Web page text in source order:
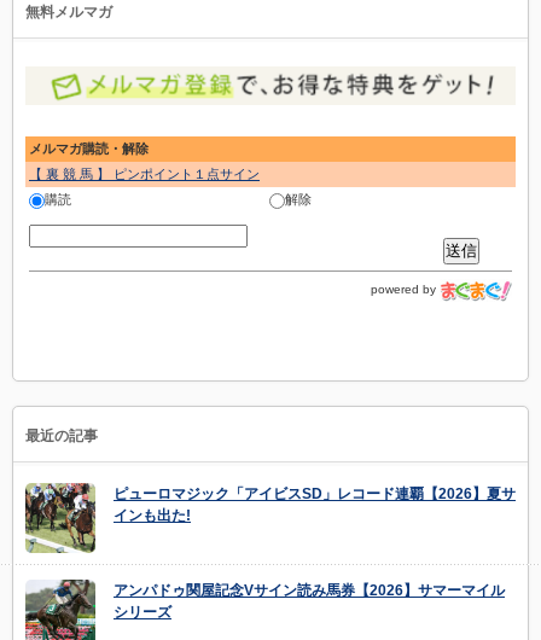
無料メルマガ
メルマガ購読・解除
【 裏 競 馬 】 ピンポイント１点サイン
購読
解除
powered by
最近の記事
ピューロマジック「アイビスSD」レコード連覇【2026】夏サ
インも出た!
アンパドゥ関屋記念Vサイン読み馬券【2026】サマーマイル
シリーズ